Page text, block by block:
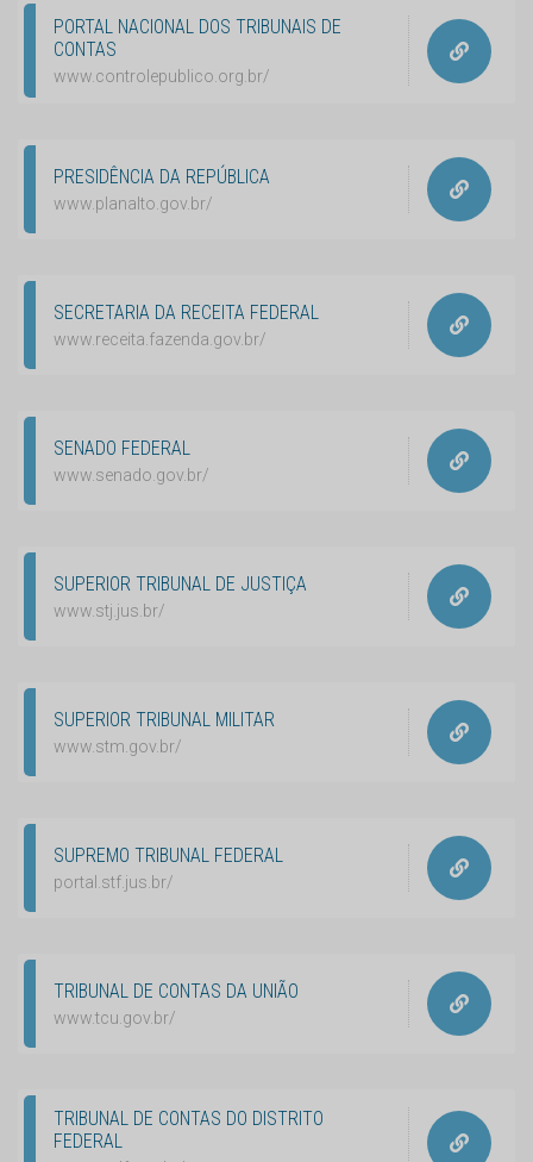
PORTAL NACIONAL DOS TRIBUNAIS DE
CONTAS
www.controlepublico.org.br/
PRESIDÊNCIA DA REPÚBLICA
www.planalto.gov.br/
SECRETARIA DA RECEITA FEDERAL
www.receita.fazenda.gov.br/
SENADO FEDERAL
www.senado.gov.br/
SUPERIOR TRIBUNAL DE JUSTIÇA
www.stj.jus.br/
SUPERIOR TRIBUNAL MILITAR
www.stm.gov.br/
SUPREMO TRIBUNAL FEDERAL
portal.stf.jus.br/
TRIBUNAL DE CONTAS DA UNIÃO
www.tcu.gov.br/
TRIBUNAL DE CONTAS DO DISTRITO
FEDERAL